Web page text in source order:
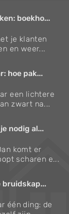
boekho...
je klanten
en weer...
hoe pak...
een lichtere
zwart na...
nodig al...
komt er
scharen e...
bruidskap...
één ding: de